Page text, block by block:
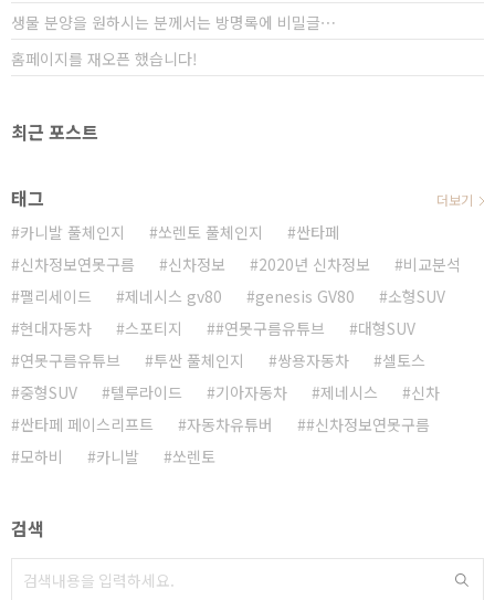
생물 분양을 원하시는 분께서는 방명록에 비밀글⋯
홈페이지를 재오픈 했습니다!
최근 포스트
태그
카니발 풀체인지 쏘렌토 풀체인지
싼타페
신차정보연못구름
신차정보 2020년 신차정보
비교분석
팰리세이드
제네시스 gv80 genesis GV80
소형SUV
현대자동차
스포티지 #연못구름유튜브
대형SUV
연못구름유튜브
투싼 풀체인지 쌍용자동차
셀토스
중형SUV
텔루라이드 기아자동차 제네시스
신차
싼타페 페이스리프트
자동차유튜버
#신차정보연못구름
모하비
카니발 쏘렌토
더보기
검색